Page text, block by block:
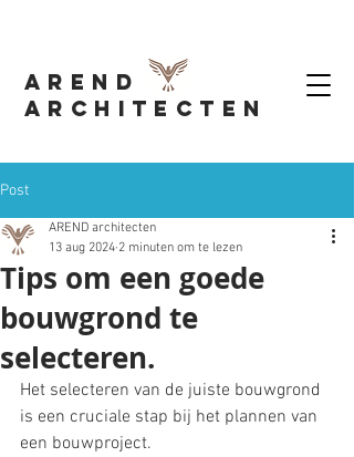
AREND
Architecten
Post
Tips om een goede
bouwgrond te
selecteren.
AREND architecten
13 aug 2024 2 minuten om te lezen
Het selecteren van de juiste bouwgrond
is een cruciale stap bij het plannen van
een bouwproject.